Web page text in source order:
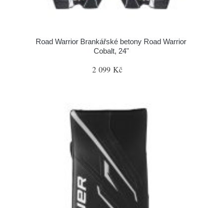
Road Warrior Brankářské betony Road Warrior
Cobalt, 24"
2 099 Kč